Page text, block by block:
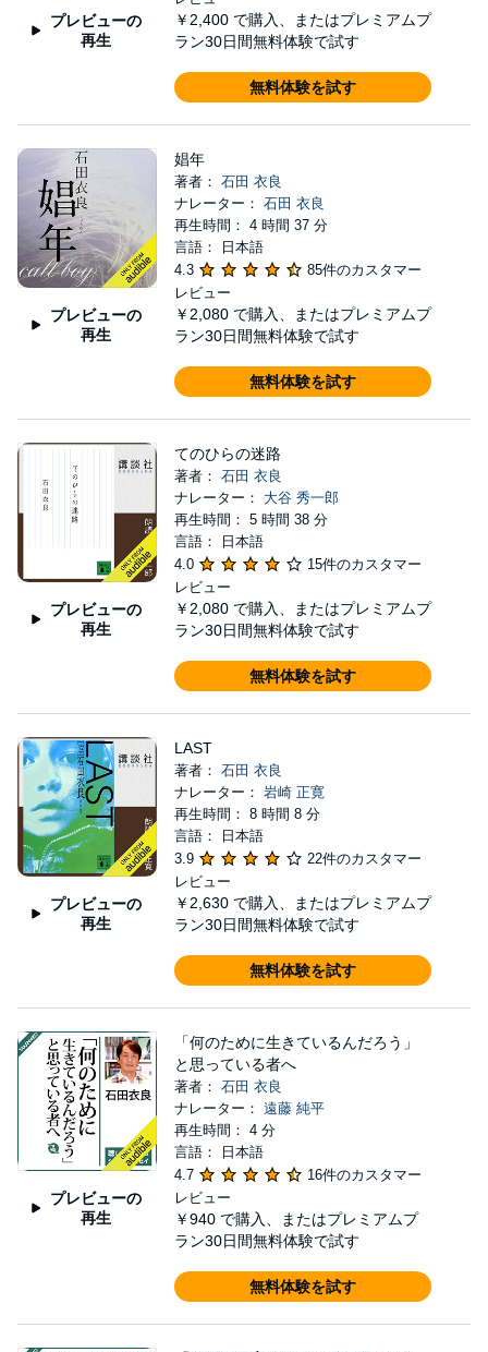
プレビューの
再生
￥2,400 で購入、またはプレミアムプ
ラン30日間無料体験で試す
無料体験を試す
プレビューの
再生
娼年
著者： 石田 衣良
ナレーター： 石田 衣良
再生時間： 4 時間 37 分
言語： 日本語
4.3
85件のカスタマー
レビュー
￥2,080 で購入、またはプレミアムプ
ラン30日間無料体験で試す
無料体験を試す
プレビューの
再生
てのひらの迷路
著者： 石田 衣良
ナレーター： 大谷 秀一郎
再生時間： 5 時間 38 分
言語： 日本語
4.0
15件のカスタマー
レビュー
￥2,080 で購入、またはプレミアムプ
ラン30日間無料体験で試す
無料体験を試す
プレビューの
再生
LAST
著者： 石田 衣良
ナレーター： 岩崎 正寛
再生時間： 8 時間 8 分
言語： 日本語
3.9
22件のカスタマー
レビュー
￥2,630 で購入、またはプレミアムプ
ラン30日間無料体験で試す
無料体験を試す
プレビューの
再生
「何のために生きているんだろう」
と思っている者へ
著者： 石田 衣良
ナレーター： 遠藤 純平
再生時間： 4 分
言語： 日本語
4.7
16件のカスタマー
レビュー
￥940 で購入、またはプレミアムプ
ラン30日間無料体験で試す
無料体験を試す